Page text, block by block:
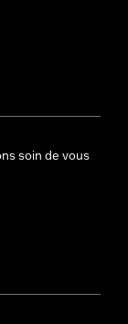
soin de vous